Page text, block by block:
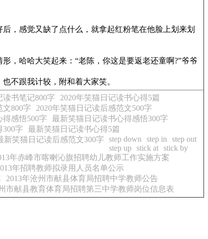
，感觉又缺了点什么，就拿起红粉笔在他脸上划来划
，哈哈大笑起来：“老陈，你这是要返老还童啊?”爷爷
不跟我计较，附和着大家笑。
读书笔记800字
2020年笑猫日记读书心得5篇
文800字
2020年笑猫日记读后感范文500字
感悟500字
最新笑猫日记读书心得感悟300字
字
最新笑猫日记读书心得5篇
新笑猫日记读后感范文300字 step down step in
step out
step up stick at stick by
年赤峰市喀喇沁旗招聘幼儿教师工作实施方案
年招聘教师拟录用人员名单公示
2013年沧州市献县体育局招聘中学教师公告
市献县教育体育局招聘第三中学教师岗位信息表